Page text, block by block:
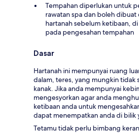
Tempahan diperlukan untuk
rawatan spa dan boleh
hartanah sebelum ketibaan,
pada pengesahan tempahan
Dasar
Hartanah ini mempunyai ruang
dalam, teres, yang mungkin tidak
kanak. Jika anda mempunyai
mengesyorkan agar anda
ketibaan anda untuk
dapat menempatkan anda di bilik
Tetamu tidak perlu bimbang